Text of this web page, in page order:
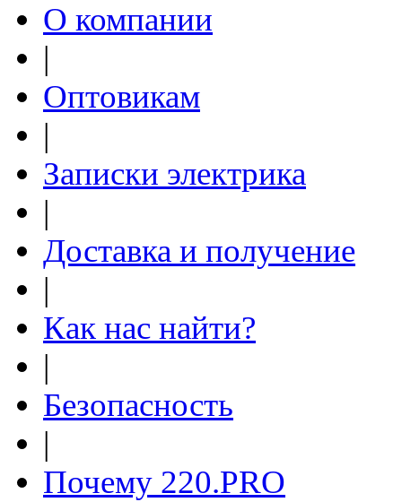
О компании
|
Оптовикам
|
Записки электрика
|
Доставка и получение
|
Как нас найти?
|
Безопасность
|
Почему 220.PRO